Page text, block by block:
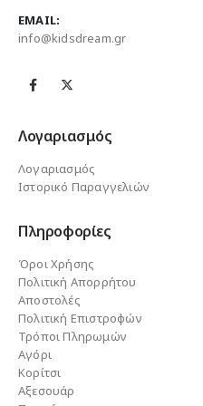
EMAIL:
info@kidsdream.gr
Λογαριασμός
Λογαριασμός
Ιστορικό Παραγγελιών
Πληροφορίες
Όροι Χρήσης
Πολιτική Απορρήτου
Αποστολές
Πολιτική Επιστροφών
Τρόποι Πληρωμών
Αγόρι
Κορίτσι
Αξεσουάρ